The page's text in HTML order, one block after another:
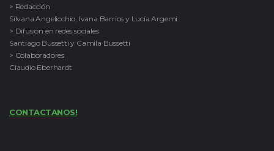
> Redacción
Silvana Angelicchio, Ivana Barrios y Lucía Argemi
> Difusión en redes sociales
Santiago Bussetti y Camila Bussetti
> Colaboradores
Claudio Eberhardt
CONTACTANOS!